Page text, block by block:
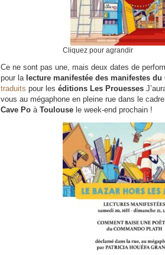
Cliquez pour agrandir
Ce ne sont pas une, mais deux dates de
pour la lecture manifestée des manifestes
traduits pour les éditions Les Prouesses
vous au mégaphone en pleine rue dans le
Cave Po à Toulouse le week-end prochain !